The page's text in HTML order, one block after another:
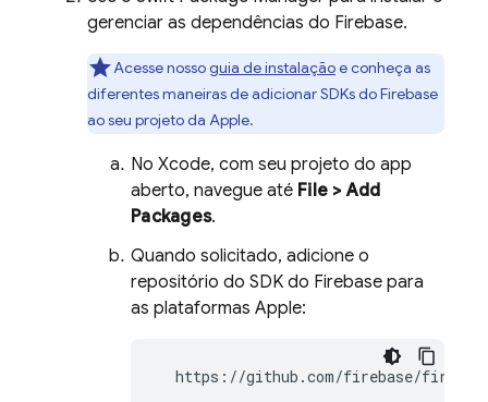
gerenciar as dependências do Firebase.
Acesse nossoguia de instalaçãoe conheça as
diferentes maneiras de adicionar SDKs do Firebase
ao seu projeto da Apple.
No Xcode, com seu projeto do app
aberto, navegue até File > Add
Packages.
Quando solicitado, adicione o
repositório do SDK do Firebase para
as plataformas Apple:
https://github.com/firebase/